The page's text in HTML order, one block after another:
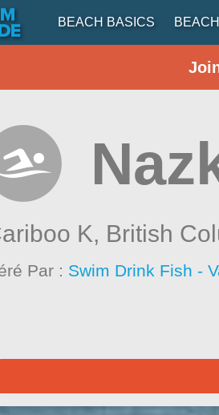
BEACH BASICS
K, British
Par : Swim Drink Fish -